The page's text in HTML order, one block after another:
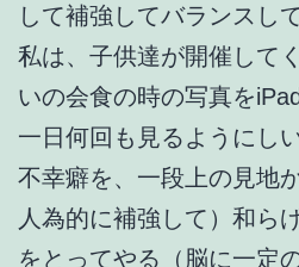
して補強してバランスし
私は、子供達が開催して
いの会食の時の写真を
一日何回も見るようにし
不幸癖を、一段上の見地
人為的に補強して）和ら
をとってやる（脳に一定